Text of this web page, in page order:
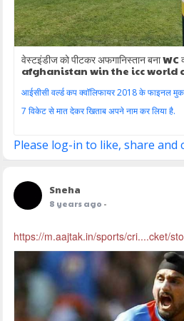
वेस्टइंडीज को पीटकर अफगानिस्तान बना
afghanistan win the icc world
आईसीसी वर्ल्ड कप क्‍वॉलिफायर 2018 के फाइनल
7 विकेट से मात देकर खिताब अपने नाम कर लिया है.
Please log-in to like, share and
Sneha
8 years ago -
https://m.aajtak.in/sports/cri....cket/